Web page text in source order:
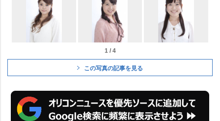
1 / 4
この写真の記事を見る